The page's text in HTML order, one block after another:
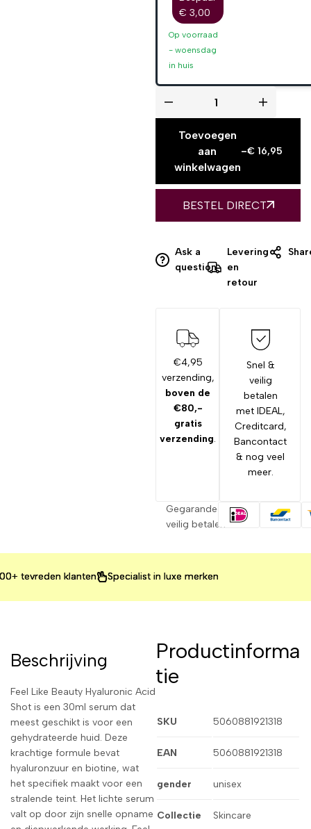
€ 3,00
Op voorraad
- woensdag
in huis
Toevoegen
aan
winkelwagen
-€ 16,95
BESTEL DIRECT
Ask a
question
Levering
en
retour
€4,95
verzending,
boven de
€80,-
gratis
verzending.
Snel &
veilig
betalen
met IDEAL,
Creditcard,
Bancontact
& nog veel
meer.
Gegarandeerd
veilig betalen
klanten Specialist in luxe merken
klanten Specialist in luxe merken
klanten Specialist in luxe merken
Beschrijving
Feel Like Beauty Hyaluronic Acid
Shot is een 30ml serum dat
meest geschikt is voor een
gehydrateerde huid. Deze
krachtige formule bevat
hyaluronzuur en biotine, wat
het specifiek maakt voor een
stralende teint. Het lichte serum
valt op door zijn snelle opname
Productinforma
tie
SKU 5060881921318
EAN 5060881921318
gender unisex
Collectie Skincare